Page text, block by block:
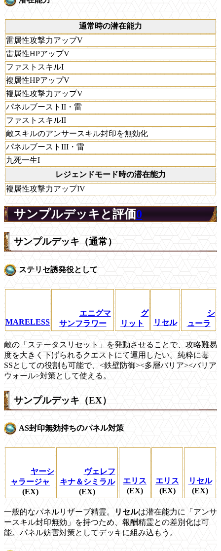
通常時の潜在能力
雷属性攻撃力アップV
雷属性HPアップV
ファストスキルI
複属性HPアップV
複属性攻撃力アップV
パネルブーストII・雷
ファストスキルII
敵スキルのアンサースキル封印を無効化
パネルブーストIII・雷
九死一生I
レジェンドモード時の潜在能力
複属性攻撃力アップIV
サンプルデッキと評価0
サンプルデッキ（通常）
ステリセ誘発役として
MARELESS
エニグマ
サンフラワー
グ
リット
リセル
シ
ューラ
敵の「ステータスリセット」を発動させることで、攻略難易
度を大きく下げられるクエストにて運用したい。純粋に毒
SSとしての役割も可能で、<鉄壁防御><多層バリア><バリア
ウォール>対策として使える。
サンプルデッキ（EX）
AS封印無効持ちのパネル対策
ヤーシ
ャラージャ
(EX)
ヴェレフ
キナ＆シミラル
(EX)
エリス
(EX)
エリス
(EX)
リセル
(EX)
一般的なパネルリザーブ精霊。 リセルは潜在能力に「アンサ
ースキル封印無効」を持つため、報酬精霊との差別化は可
能。パネル妨害対策としてデッキに組み込もう。